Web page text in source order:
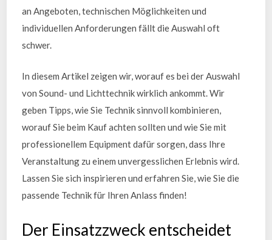
an Angeboten, technischen Möglichkeiten und
individuellen Anforderungen fällt die Auswahl oft
schwer.
In diesem Artikel zeigen wir, worauf es bei der Auswahl
von Sound- und Lichttechnik wirklich ankommt. Wir
geben Tipps, wie Sie Technik sinnvoll kombinieren,
worauf Sie beim Kauf achten sollten und wie Sie mit
professionellem Equipment dafür sorgen, dass Ihre
Veranstaltung zu einem unvergesslichen Erlebnis wird.
Lassen Sie sich inspirieren und erfahren Sie, wie Sie die
passende Technik für Ihren Anlass finden!
Der Einsatzzweck entscheidet